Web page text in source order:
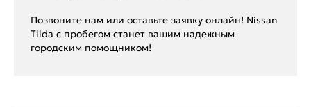
Позвоните нам или оставьте заявку онлайн! Nissan
Tiida с пробегом станет вашим надежным
городским помощником!